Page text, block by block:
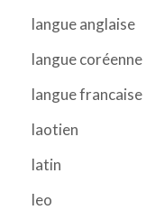
langue anglaise
langue coréenne
langue francaise
laotien
latin
leo